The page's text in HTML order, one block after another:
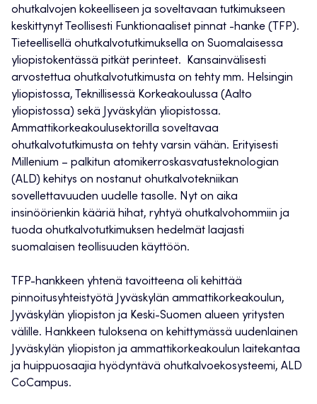
ohutkalvojen kokeelliseen ja soveltavaan tutkimukseen
keskittynyt Teollisesti Funktionaaliset pinnat -hanke (TFP).
Tieteellisellä ohutkalvotutkimuksella on Suomalaisessa
yliopistokentässä pitkät perinteet. Kansainvälisesti
arvostettua ohutkalvotutkimusta on tehty mm. Helsingin
yliopistossa, Teknillisessä Korkeakoulussa (Aalto
yliopistossa) sekä Jyväskylän yliopistossa.
Ammattikorkeakoulusektorilla soveltavaa
ohutkalvotutkimusta on tehty varsin vähän. Erityisesti
Millenium – palkitun atomikerroskasvatusteknologian
(ALD) kehitys on nostanut ohutkalvotekniikan
sovellettavuuden uudelle tasolle. Nyt on aika
insinöörienkin kääriä hihat, ryhtyä ohutkalvohommiin ja
tuoda ohutkalvotutkimuksen hedelmät laajasti
suomalaisen teollisuuden käyttöön.
TFP-hankkeen yhtenä tavoitteena oli kehittää
pinnoitusyhteistyötä Jyväskylän ammattikorkeakoulun,
Jyväskylän yliopiston ja Keski-Suomen alueen yritysten
välille. Hankkeen tuloksena on kehittymässä uudenlainen
Jyväskylän yliopiston ja ammattikorkeakoulun laitekantaa
ja huippuosaajia hyödyntävä ohutkalvoekosysteemi, ALD
CoCampus.